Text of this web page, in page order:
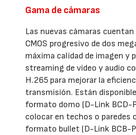
Gama de cámaras
Las nuevas cámaras
CMOS progresivo de dos
máxima calidad de imagen y
streaming de vídeo y audio
H.265 para mejorar la
transmisión. Están
formato domo (D-Link BCD-
colocar en techos o paredes
formato bullet (D-Link BCB-